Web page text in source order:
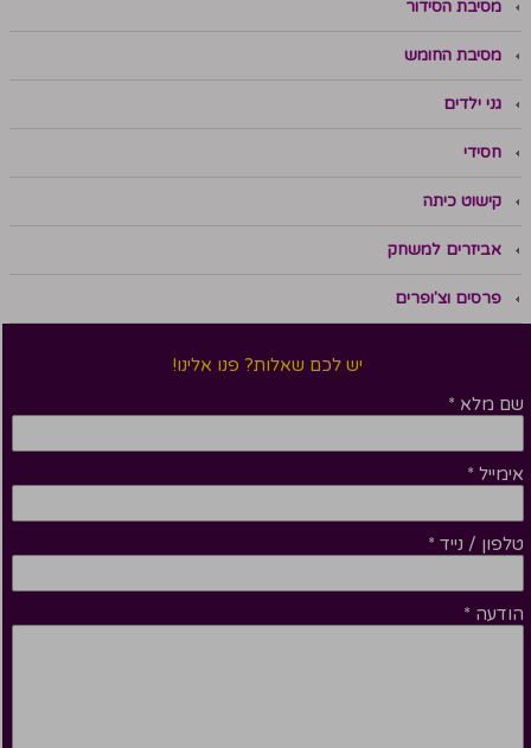
מסיבת הסידור
מסיבת החומש
גני ילדים
חסידי
קישוט כיתה
אביזרים למשחק
פרסים וצ'ופרים
יש לכם שאלות? פנו אלינו!
שם מלא *
אימייל *
טלפון / נייד *
הודעה *